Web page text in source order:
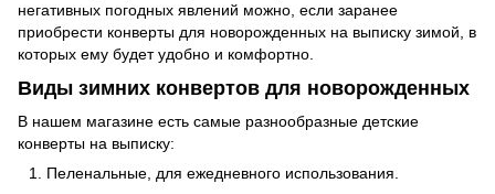
негативных погодных явлений можно, если заранее
приобрести конверты для новорожденных на выписку зимой, в
которых ему будет удобно и комфортно.
Виды зимних конвертов для новорожденных
В нашем магазине есть самые разнообразные детские
конверты на выписку:
Пеленальные, для ежедневного использования.